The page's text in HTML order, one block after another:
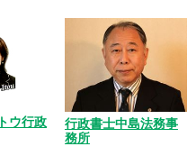
ウ行政
行政書士中島法務事
務所